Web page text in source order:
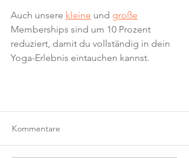
Auch unsere kleine und große
Memberships sind um 10 Prozent
reduziert, damit du vollständig in dein
Yoga-Erlebnis eintauchen kannst.
Kommentare